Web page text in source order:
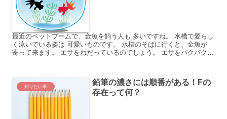
最近のペットブームで、金魚を飼う人も 多いですね。 水槽で愛らし
く泳いでいる姿は 可愛いものです。 水槽のそばに行くと、金魚が
寄って来ます。 エサをねだっているのでしょう。 エサをパクパクと
知りたい事
鉛筆の濃さには順番がある！Fの
存在って何？